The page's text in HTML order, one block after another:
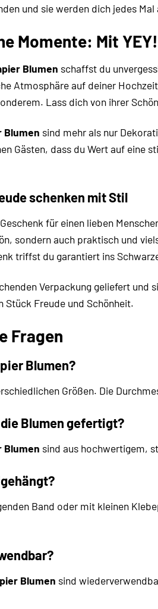
und sie werden dich jedes
Momente: Mit
Blumen schaffst du
Atmosphäre auf deiner
Lass dich von ihrer
Blumen sind mehr als nur
Gästen, dass du Wert auf eine
schenken mit Stil
für einen lieben
sondern auch praktisch und
triffst du garantiert ins
Verpackung geliefert
Stück Freude und Schönheit.
Fragen
Blumen?
Größen. Die
Blumen gefertigt?
Blumen sind aus hochwertigem,
Band oder mit kleinen
Blumen sind